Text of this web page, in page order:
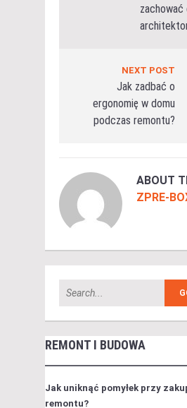
NEXT POST
Jak zadbać o
ergonomię w domu
podczas remontu?
ABOUT
ZPRE-
REMONT I BUDOWA
Jak uniknąć pomyłek przy
remontu?